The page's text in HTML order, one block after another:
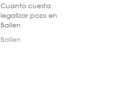
Cuanto cuesta
legalizar pozo en
Bailen
Bailen